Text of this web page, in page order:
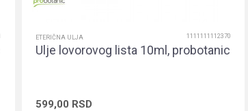
ETERIČNA ULJA 1111111112370
Ulje lovorovog lista 10ml, probotanic
599,00 RSD